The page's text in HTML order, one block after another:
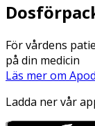
För vårdens
på din medicin
Läs mer om
Ladda ner vår